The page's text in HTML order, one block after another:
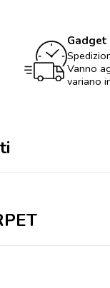
Gadget
Vanno
variano